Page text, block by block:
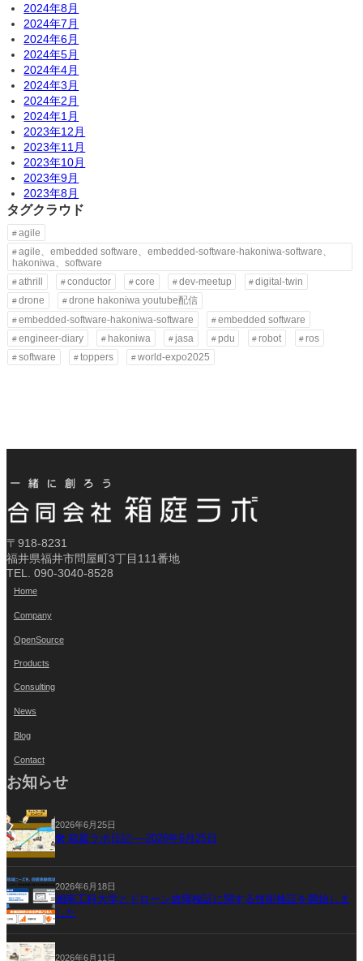
2024年8月
2024年7月
2024年6月
2024年5月
2024年4月
2024年3月
2024年2月
2024年1月
2023年12月
2023年11月
2023年10月
2023年9月
2023年8月
タグクラウド
agile
agile、embedded software、embedded-software-hakoniwa-software、
hakoniwa、software
athrill
conductor core dev-meetup
digital-twin
drone
drone hakoniwa youtube配信
embedded-software-hakoniwa-software
embedded software
engineer-diary
hakoniwa jasa pdu robot
ros
software
toppers world-expo2025
〒918-8231
福井県福井市問屋町3丁目111番地
TEL. 090-3040-8528
Home
Company
OpenSource
Products
Consulting
News
Blog
Contact
お知らせ
2026年6月25日
🛠 箱庭ラボ日記──2026年6月25日
2026年6月18日
湘南工科大学とドローン故障検証に関する技術検証を開始しま
した
2026年6月11日